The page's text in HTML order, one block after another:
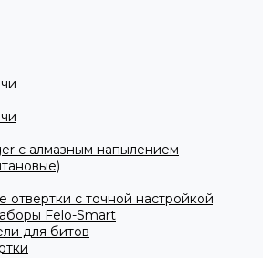
с алмазным напылением
отвертки с точной настройкой
Felo-Smart
для битов